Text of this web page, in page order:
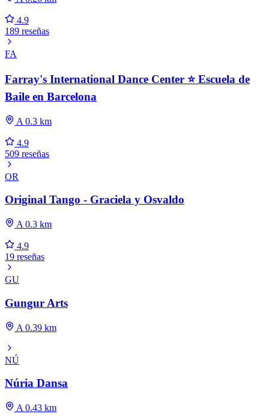
4.9
189 reseñas
FA
Farray's International Dance Center ⭐ Escuela de
Baile en Barcelona
A 0.3 km
4.9
509 reseñas
OR
Original Tango - Graciela y Osvaldo
A 0.3 km
4.9
19 reseñas
GU
Gungur Arts
A 0.39 km
NÚ
Núria Dansa
A 0.43 km